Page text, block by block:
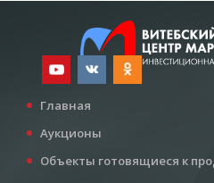
Главная
Аукционы
Объекты готовящиеся к